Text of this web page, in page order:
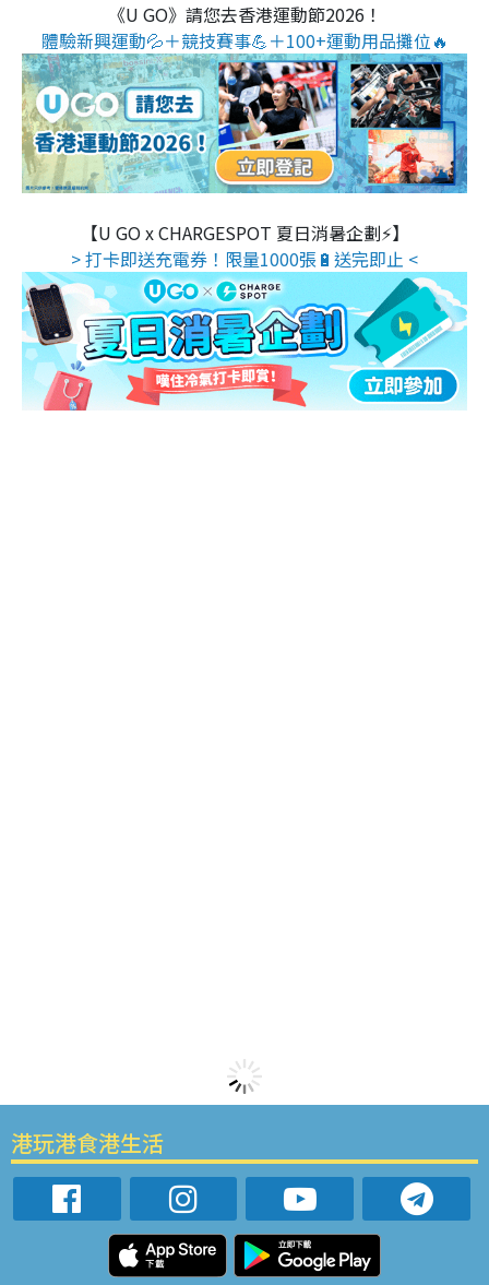
《U GO》請您去香港運動節2026！
體驗新興運動💦＋競技賽事💪＋100+運動用品攤位🔥
【U GO x CHARGESPOT 夏日消暑企劃⚡】
> 打卡即送充電券！限量1000張🔋送完即止 <
港玩港食港生活